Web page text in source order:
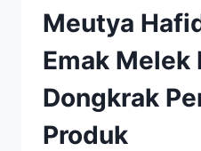
Meutya
Emak
Dongkrak
Produk